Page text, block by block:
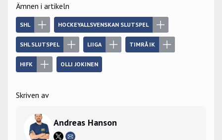
Ämnen i artikeln
SHL HOCKEYALLSVENSKAN SLUTSPEL
SHL SLUTSPEL LIIGA TIMRÅ IK
HIFK OLLI JOKINEN
Skriven av
Andreas Hanson